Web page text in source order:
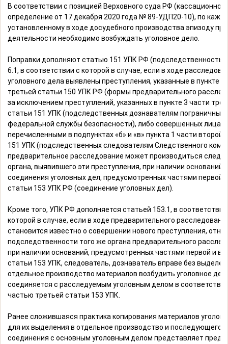
В соответствии с позицией Верховного суда РФ (кассационное
определение от 17 декабря 2020 года № 89-УДП20-10), по
установленному в ходе досудебного производства эпизоду
деятельности необходимо возбуждать уголовное дело.
Поправки дополняют статью 151 УПК РФ (подследственность)
6.1, в соответствии с которой в случае, если в ходе
уголовного дела выявлены преступления, указанные в пункте 1
третьей статьи 150 УПК РФ (формы предварительного
за исключением преступлений, указанных в пункте 3 части
статьи 151 УПК (подследственных дознавателям пограничных
федеральной службы безопасности), либо совершенных
перечисленными в подпунктах «б» и «в» пункта 1 части второй
151 УПК (подследственных следователям Следственного
предварительное расследование может производиться
органа, выявившего эти преступления, при наличии оснований
соединения уголовных дел, предусмотренных частями первой
статьи 153 УПК РФ (соединение уголовных дел).
Кроме того, УПК РФ дополняется статьей 153.1, в
которой в случае, если в ходе предварительного
становится известно о совершении нового преступления,
подследственности того же органа предварительного
при наличии оснований, предусмотренных частями первой и
статьи 153 УПК, следователь, дознаватель вправе без
отдельное производство материалов возбудить уголовное
соединяется с расследуемым уголовным делом в
частью третьей статьи 153 УПК.
Ранее сложившаяся практика копирования материалов
для их выделения в отдельное производство и последующего
соединения с основным уголовным делом представляет